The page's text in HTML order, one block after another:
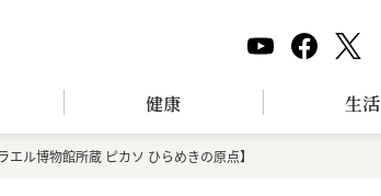
健康 生活
ル博物館所蔵 ピカソ ひらめきの原点】